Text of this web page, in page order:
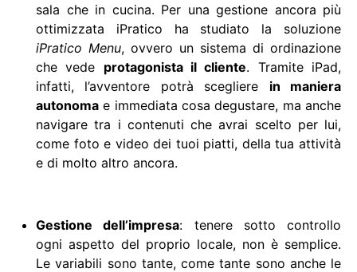
sala che in cucina. Per una gestione ancora più
ottimizzata iPratico ha studiato la soluzione
iPratico Menu, ovvero un sistema di ordinazione
che vede protagonista il cliente. Tramite iPad,
infatti, l’avventore potrà scegliere in maniera
autonoma e immediata cosa degustare, ma anche
navigare tra i contenuti che avrai scelto per lui,
come foto e video dei tuoi piatti, della tua attività
e di molto altro ancora.
Gestione dell’impresa: tenere sotto controllo
ogni aspetto del proprio locale, non è semplice.
Le variabili sono tante, come tante sono anche le